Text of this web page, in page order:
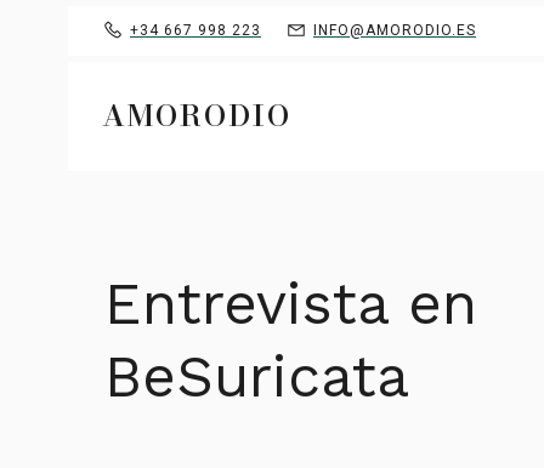
+34 667 998 223 INFO@AMORODIO.ES
AMORODIO
Entrevista en
BeSuricata